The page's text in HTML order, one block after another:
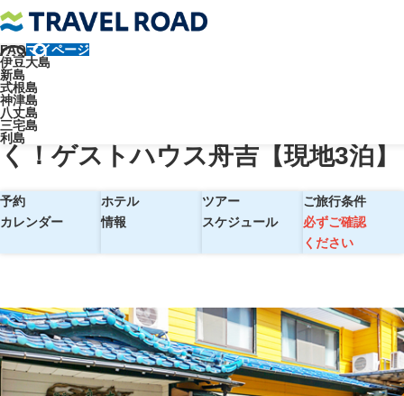
FAQマイページ
伊豆大島
新島
式根島
神津島
八丈島
三宅島
利島
トラベルロード
【熱海発】往復ジェット船で行く！ゲストハウス舟吉【現地3泊】
【熱海発】往復ジェット船で行
く！ゲストハウス舟吉【現地3泊】
予約
カレンダー
ホテル
情報
ツアー
スケジュール
ご旅行条件
必ずご確認
ください